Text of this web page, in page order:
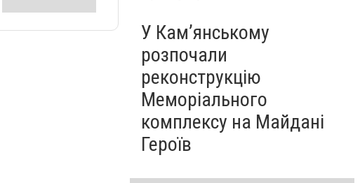
У Кам’янському
розпочали
реконструкцію
Меморіального
комплексу на Майдані
Героїв